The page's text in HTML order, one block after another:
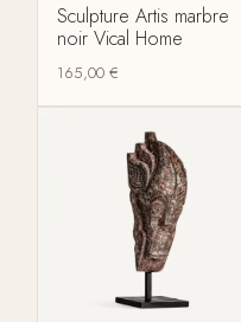
Sculpture Artis marbre
noir Vical Home
165,00€